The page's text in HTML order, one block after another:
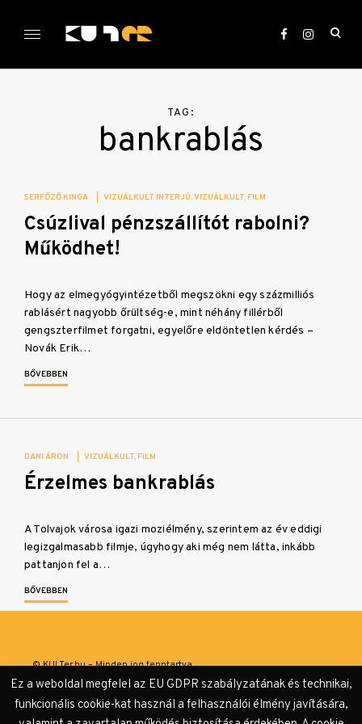
KULTer.hu
TAG:
bankrablás
SERFŐZŐ KINGA VIZUÁLKULT INTERJÚ VIZUÁLKULT FILM
Csúzlival pénzszállítót rabolni?
Működhet!
Hogy az elmegyógyintézetből megszökni egy százmilliós
rablásért nagyobb őrültség-e, mint néhány fillérből
gengszterfilmet forgatni, egyelőre eldöntetlen kérdés –
Novák Erik…
BŐVEBBEN
DANI ÁRON VIZUÁLKULT FILM
Érzelmes bankrablás
A Tolvajok városa igazi moziélmény, szerintem az év eddigi
legizgalmasabb filmje, úgyhogy aki még nem látta, inkább
pattanjon fel a…
BŐVEBBEN
© KULTer.hu – Minden jog fenntartva
Ez a weboldal megfelel az EU GDPR szabályzatának és technikai,
funkcionális cookie-kat használ a felhasználói élmény javítására,